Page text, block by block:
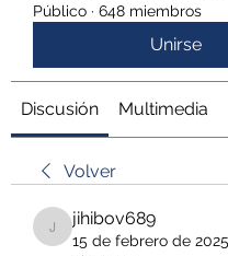
Público · 648 miembros
Unirse
Discusión Multimedia
Volver
jihibov689
jihibov689
15 de febrero de 2025